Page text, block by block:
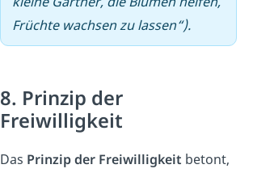
Früchte wachsen zu lassen“).
8. Prinzip der
Freiwilligkeit
Das Prinzip der Freiwilligkeit betont,